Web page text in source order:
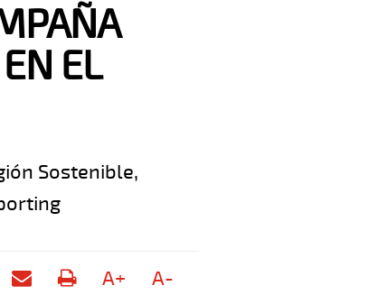
EL
Sostenible,
A+ A-